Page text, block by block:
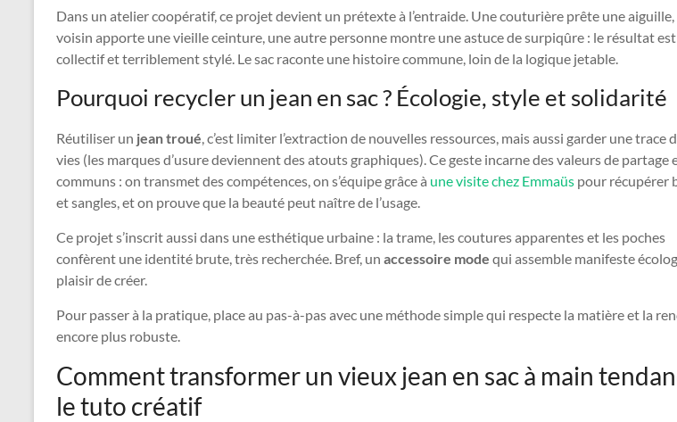
Dans un atelier coopératif, ce projet devient un prétexte à l’entraide. Une couturière prête une aiguille,
voisin apporte une vieille ceinture, une autre personne montre une astuce de surpiqûre : le résultat est
collectif et terriblement stylé. Le sac raconte une histoire commune, loin de la logique jetable.
Pourquoi recycler un jean en sac ? Écologie, style et solidarité
Réutiliser un jean troué, c’est limiter l’extraction de nouvelles ressources, mais aussi garder une trace
vies (les marques d’usure deviennent des atouts graphiques). Ce geste incarne des valeurs de partage
communs : on transmet des compétences, on s’équipe grâce à une visite chez Emmaüs pour récupérer
et sangles, et on prouve que la beauté peut naître de l’usage.
Ce projet s’inscrit aussi dans une esthétique urbaine : la trame, les coutures apparentes et les poches
confèrent une identité brute, très recherchée. Bref, un accessoire mode qui assemble manifeste
plaisir de créer.
Pour passer à la pratique, place au pas-à-pas avec une méthode simple qui respecte la matière et la
encore plus robuste.
Comment transformer un vieux jean en sac à main
le tuto créatif